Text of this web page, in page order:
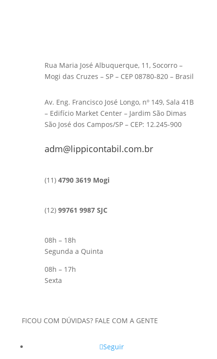
Rua Maria José Albuquerque, 11, Socorro –
Mogi das Cruzes – SP – CEP 08780-820 – Brasil
Av. Eng. Francisco José Longo, nº 149, Sala 41B
– Edifício Market Center – Jardim São Dimas
São José dos Campos/SP – CEP: 12.245-900
adm@lippicontabil.com.br
(11) 4790 3619 Mogi
(12) 99761 9987 SJC
08h – 18h
Segunda a Quinta
08h – 17h
Sexta
FICOU COM DÚVIDAS? FALE COM A GENTE
Seguir